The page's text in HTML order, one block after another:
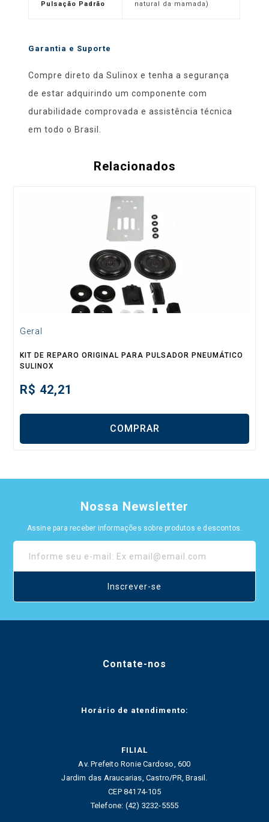
Pulsação Padrão natural da mamada)
Garantia e Suporte
Compre direto da Sulinox e tenha a segurança
de estar adquirindo um componente com
durabilidade comprovada e assistência técnica
em todo o Brasil.
Relacionados
Geral
KIT DE REPARO ORIGINAL PARA PULSADOR PNEUMÁTICO
SULINOX
R$ 42,21
COMPRAR
Nossa Newsletter
Assine para receber informações sobre produtos e descontos.
Inscrever-se
Contate-nos
Horário de atendimento:
FILIAL
Av. Prefeito Ronie Cardoso, 600
Jardim das Araucarias, Castro/PR, Brasil.
CEP 84174-105
Telefone: (42) 3232-5555